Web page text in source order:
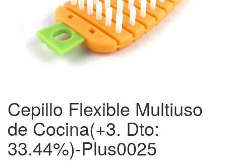
Cepillo Flexible Multiuso
de Cocina(+3. Dto:
33.44%)-Plus0025